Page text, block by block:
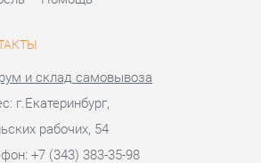
10:00 - 20:00 (GMT+5)
сообщение
2026 Офисная мебель Екатеринбург